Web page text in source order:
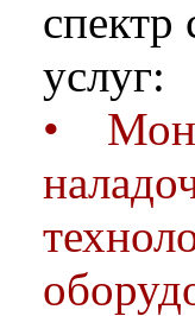
услуг:
•